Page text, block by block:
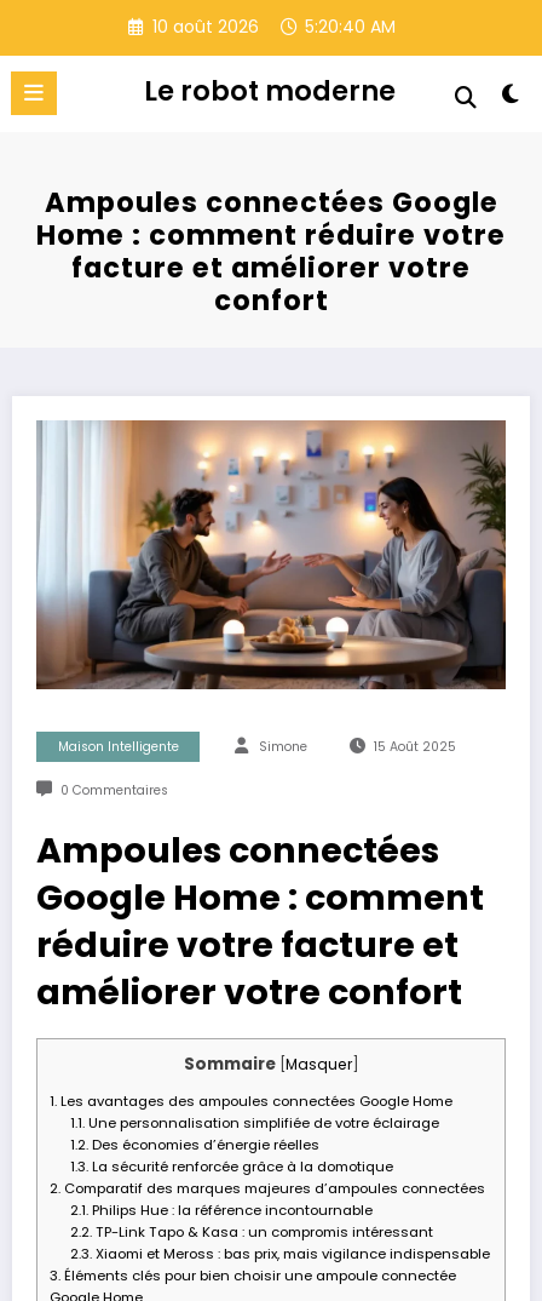
contenu
10 août 2026 5:20:41 AM
Le robot moderne
Ampoules connectées Google
Home : comment réduire votre
facture et améliorer votre
confort
Maison Intelligente Simone 15 Août 2025
0 Commentaires
Ampoules connectées
Google Home : comment
réduire votre facture et
améliorer votre confort
Sommaire Masquer]
1.Les avantages des ampoules connectées Google Home
1.1.Une personnalisation simplifiée de votre éclairage
1.2.Des économies d’énergie réelles
1.3.La sécurité renforcée grâce à la domotique
2. Comparatif des marques majeures d’ampoules connectées
2.1.Philips Hue : la référence incontournable
2.2.TP-Link Tapo & Kasa : un compromis intéressant
2.3.Xiaomi et Meross : bas prix, mais vigilance indispensable
3.Éléments clés pour bien choisir une ampoule connectée